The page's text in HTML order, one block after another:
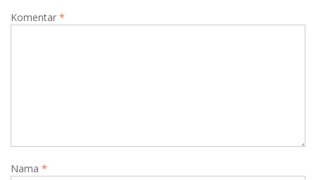
Komentar *
Nama *